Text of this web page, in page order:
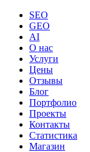
SEO
GEO
AI
О нас
Услуги
Цены
Отзывы
Блог
Портфолио
Проекты
Контакты
Статистика
Магазин